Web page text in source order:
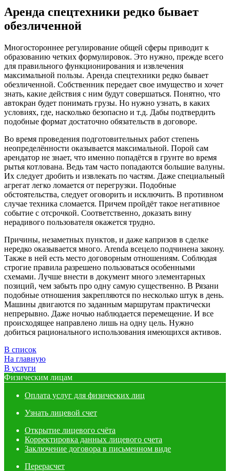
Аренда спецтехники редко бывает
обезличенной
Многостороннее регулирование общей сферы приводит к
образованию четких формулировок. Это нужно, прежде всего
для правильного функционирования и извлечения
максимальной пользы. Аренда спецтехники редко бывает
обезличенной. Собственник передает свое имущество и хочет
знать, какие действия с ним будут совершаться. Понятно, что
автокран будет понимать грузы. Но нужно узнать, в каких
условиях, где, насколько безопасно и т.д. Дабы подтвердить
подобные формат достаточно обязательств в договоре.
Во время проведения подготовительных работ степень
неопределённости оказывается максимальной. Порой сам
арендатор не знает, что именно попадётся в грунте во время
рытья котлована. Ведь там часто попадаются большие валуны.
Их следует дробить и извлекать по частям. Даже специальный
агрегат легко ломается от перегрузки. Подобные
обстоятельства, следует оговорить и исключить. В противном
случае техника сломается. Причем пройдёт такое негативное
событие с отсрочкой. Соответственно, доказать вину
нерадивого пользователя окажется трудно.
Причины, незаметных пунктов, и даже капризов в сделке
нередко оказывается много. Arenda всецело подчинена закону.
Также в ней есть место договорным отношениям. Соблюдая
строгие правила разрешено пользоваться особенными
схемами. Лучше внести в документ много элементарных
позиций, чем забыть про одну самую существенно. В Рязани
подобные отношения закрепляются по несколько штук в день.
Машины двигаются по заданным маршрутам практически
непрерывно. Даже ночью наблюдается перемещение. И все
происходящее направлено лишь на одну цель. Нужно
добиться рационального использования имеющихся активов.
В список
На главную
В услуги
Физическим лицам
Оплата услуг для физических лиц
Узнать лицевой счет
Открытие лицевого счёта
Корректировка данных лицевого счета
Заключение договора в письменном виде
Перерасчет